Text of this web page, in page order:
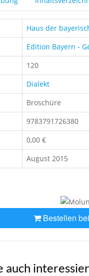
Haus der
Edition Bayern -
120
Dialekt
Broschüre
9783791726380
0,00 €
August 2015
Bestellen
auch